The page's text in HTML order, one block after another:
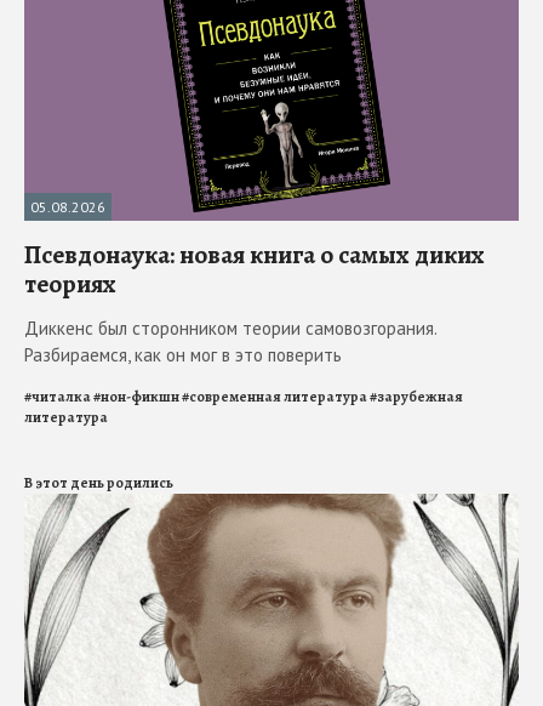
05.08.2026
Псевдонаука: новая книга о самых диких
теориях
Диккенс был сторонником теории самовозгорания.
Разбираемся, как он мог в это поверить
#читалка#нон-фикшн#современная литература#зарубежная
литература
В этот день родились